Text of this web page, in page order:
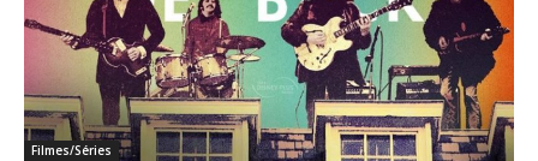
Filmes/Séries